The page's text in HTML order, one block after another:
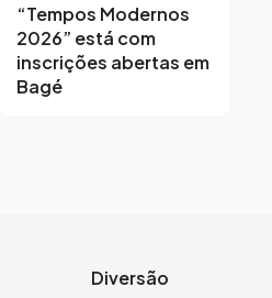
“Tempos Modernos
2026” está com
inscrições abertas em
Bagé
Diversão